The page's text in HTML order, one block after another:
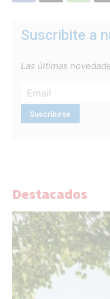
Suscribite a
Las últimas
Destacados